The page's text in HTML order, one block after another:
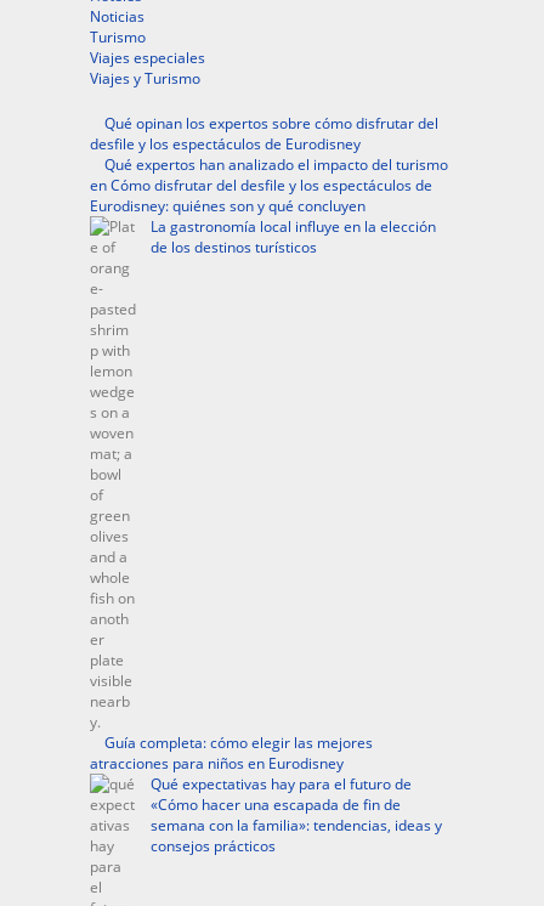
Noticias
Turismo
Viajes especiales
Viajes y Turismo
Qué opinan los expertos sobre cómo disfrutar del
desfile y los espectáculos de Eurodisney
Qué expertos han analizado el impacto del turismo
en Cómo disfrutar del desfile y los espectáculos de
Eurodisney: quiénes son y qué concluyen
La gastronomía local influye en la elección
de los destinos turísticos
Guía completa: cómo elegir las mejores
atracciones para niños en Eurodisney
Qué expectativas hay para el futuro de
«Cómo hacer una escapada de fin de
semana con la familia»: tendencias, ideas y
consejos prácticos